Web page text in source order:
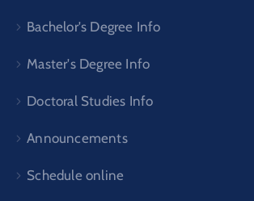
Bachelor's Degree Info
Master's Degree Info
Doctoral Studies Info
Announcements
Schedule online